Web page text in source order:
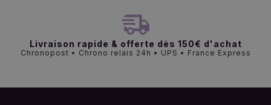
Livraison rapide & offerte dès 150€ d'achat
Chronopost • Chrono relais 24h • UPS • France Express